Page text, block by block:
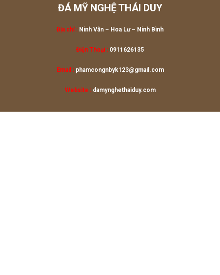
ĐÁ MỸ NGHỆ THÁI DUY
Địa chỉ : Ninh Vân – Hoa Lư – Ninh Bình
Điện Thoại : 0911626135
Email :phamcongnbyk123@gmail.com
Website :damynghethaiduy.com